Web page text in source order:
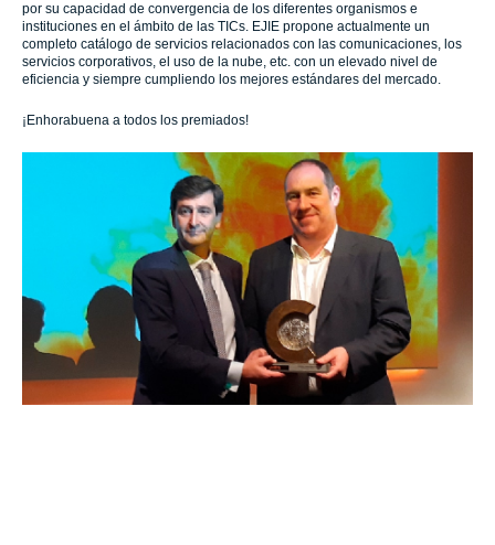
por su capacidad de convergencia de los diferentes organismos e
instituciones en el ámbito de las TICs. EJIE propone actualmente un
completo catálogo de servicios relacionados con las comunicaciones, los
servicios corporativos, el uso de la nube, etc. con un elevado nivel de
eficiencia y siempre cumpliendo los mejores estándares del mercado.
¡Enhorabuena a todos los premiados!